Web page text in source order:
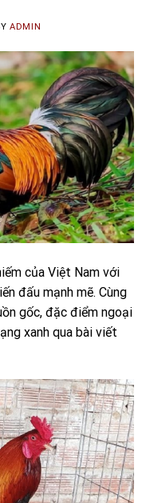
ADMIN
của Việt Nam với
đấu mạnh mẽ. Cùng
gốc, đặc điểm ngoại
xanh qua bài viết